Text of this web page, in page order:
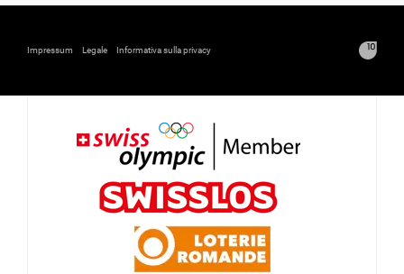
Impressum Legale Informativa sulla privacy